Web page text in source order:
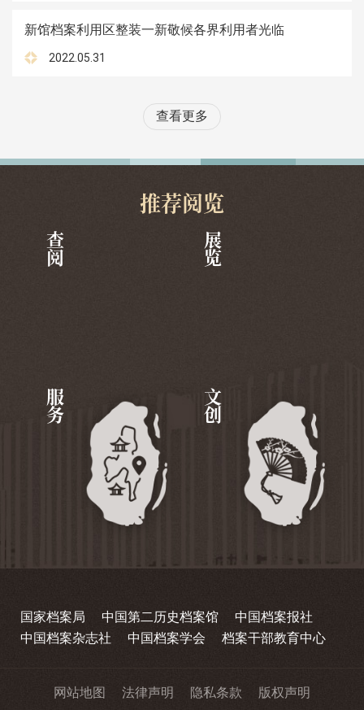
新馆档案利用区整装一新敬候各界利用者光临
2022.05.31
查看更多
推荐阅览
查阅 展览
服务 文创
国家档案局 中国第二历史档案馆
中国档案报社
中国档案杂志社
中国档案学会 档案干部教育中心
网站地图 法律声明 隐私条款 版权声明